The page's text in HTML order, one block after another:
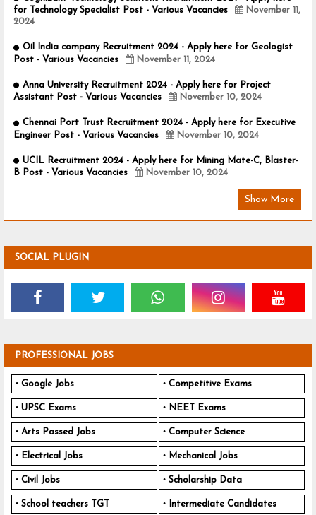
for Technology Specialist Post - Various Vacancies
November 11,
2024
Oil India company Recruitment 2024 - Apply here for Geologist
Post - Various Vacancies
November 11, 2024
Anna University Recruitment 2024 - Apply here for Project
Assistant Post - Various Vacancies
November 10, 2024
Chennai Port Trust Recruitment 2024 - Apply here for Executive
Engineer Post - Various Vacancies
November 10, 2024
UCIL Recruitment 2024 - Apply here for Mining Mate-C, Blaster-
B Post - Various Vacancies
November 10, 2024
Show More
SOCIAL PLUGIN
PROFESSIONAL JOBS
Google Jobs Competitive Exams
UPSC Exams NEET Exams
Arts Passed Jobs Computer Science
Electrical Jobs Mechanical Jobs
Civil Jobs Scholarship Data
School teachers TGT Intermediate Candidates